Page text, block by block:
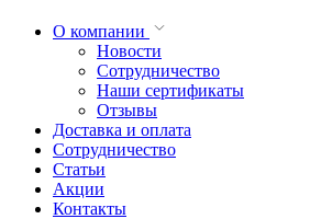
О компании
Новости
Сотрудничество
Наши сертификаты
Отзывы
Доставка и оплата
Сотрудничество
Статьи
Акции
Контакты